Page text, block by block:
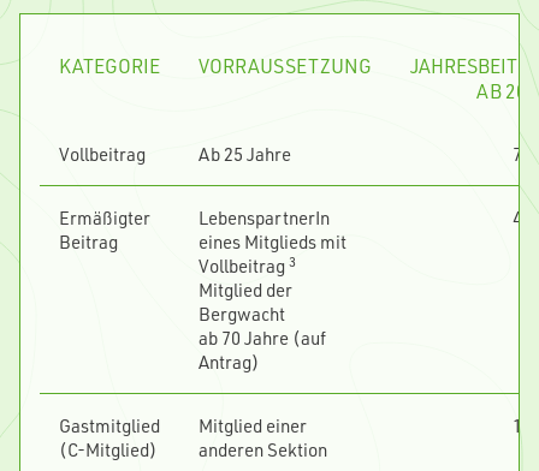
KATEGORIE VORRAUSSETZUNG
AB
Vollbeitrag Ab 25 Jahre 70
Ermäßigter
Beitrag
LebenspartnerIn
eines Mitglieds mit
Vollbeitrag 3
Mitglied der
Bergwacht
ab 70 Jahre (auf
Antrag)
46
Gastmitglied
(C-Mitglied)
Mitglied einer
anderen Sektion
19